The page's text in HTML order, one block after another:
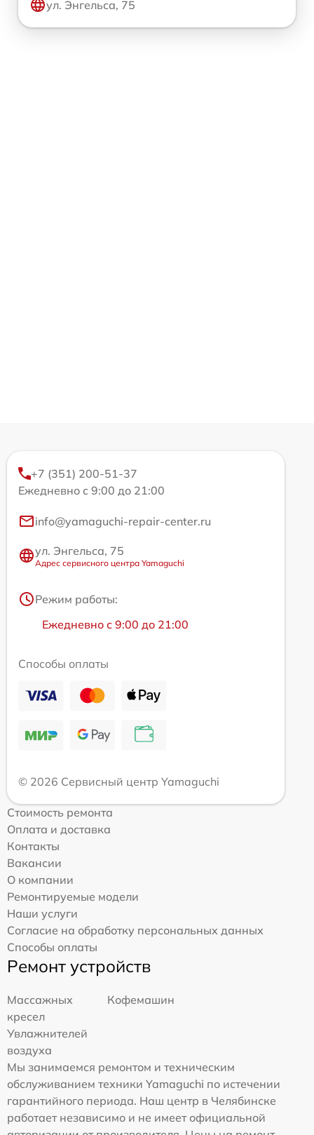
ул. Энгельса, 75
+7 (351) 200-51-37
Ежедневно с 9:00 до 21:00
info@yamaguchi-repair-center.ru
ул. Энгельса, 75
Адрес сервисного центра Yamaguchi
Режим работы:
Ежедневно с 9:00 до 21:00
Способы оплаты
© 2026 Сервисный центр Yamaguchi
Стоимость ремонта
Оплата и доставка
Контакты
Вакансии
О компании
Ремонтируемые модели
Наши услуги
Согласие на обработку персональных данных
Способы оплаты
Ремонт устройств
Массажных
кресел
Кофемашин
Увлажнителей
воздуха
Мы занимаемся ремонтом и техническим
обслуживанием техники Yamaguchi по истечении
гарантийного периода. Наш центр в Челябинске
работает независимо и не имеет официальной